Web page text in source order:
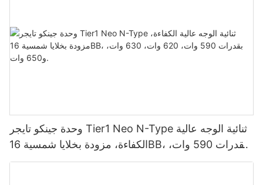
وحدة جينكو تايجر Tier1 Neo N-Type ثنائية الوجه عالية
الكفاءة، مزودة بخلايا شمسية 16BB، بقدرات 590 وات،
620 وات، 630 وات، و650 وات.